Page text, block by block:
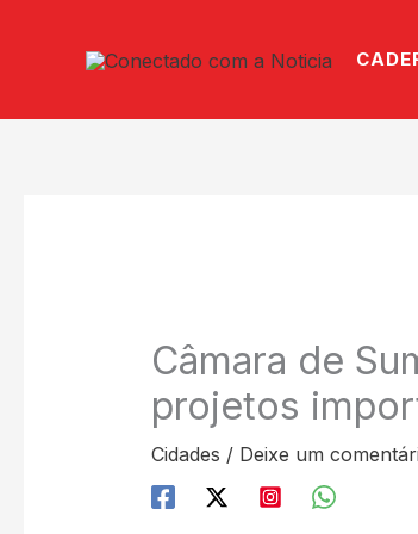
Câmara de
projetos
Cidades / Deixe um